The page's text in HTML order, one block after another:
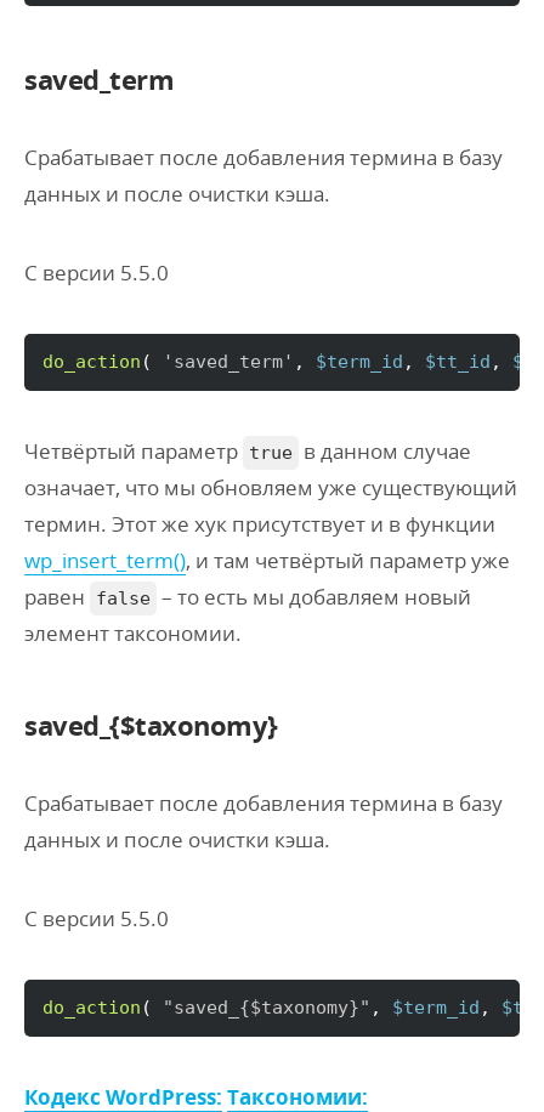
saved_term
Срабатывает после добавления термина в базу
данных и после очистки кэша.
С версии 5.5.0
do_action ( 'saved_term' , $term_id , $tt_id ,
Четвёртый параметр true в данном случае
означает, что мы обновляем уже существующий
термин. Этот же хук присутствует и в функции
wp_insert_term(), и там четвёртый параметр уже
равен
false – то есть мы добавляем новый
элемент таксономии.
saved_{$taxonomy}
Срабатывает после добавления термина в базу
данных и после очистки кэша.
С версии 5.5.0
do_action ( "saved_ {$taxonomy}" , $term_id ,
Кодекс WordPress: Таксономии: